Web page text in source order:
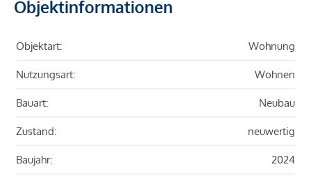
Objektinformationen
Objektart: Wohnung
Nutzungsart: Wohnen
Bauart: Neubau
Zustand: neuwertig
Baujahr: 2024